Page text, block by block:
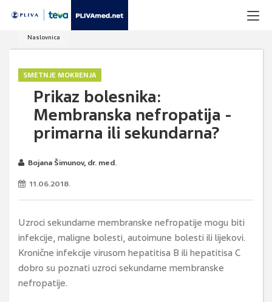
Naslovnica
SMETNJE MOKRENJA
Prikaz bolesnika:
Membranska nefropatija -
primarna ili sekundarna?
Bojana Šimunov, dr. med.
11.06.2018.
Uzroci sekundarne membranske nefropatije mogu biti
infekcije, maligne bolesti, autoimune bolesti ili lijekovi.
Kronične infekcije virusom hepatitisa B ili hepatitisa C
dobro su poznati uzroci sekundarne membranske
nefropatije.